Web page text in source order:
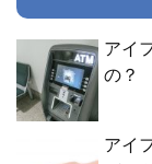
アイ
の？
アイ